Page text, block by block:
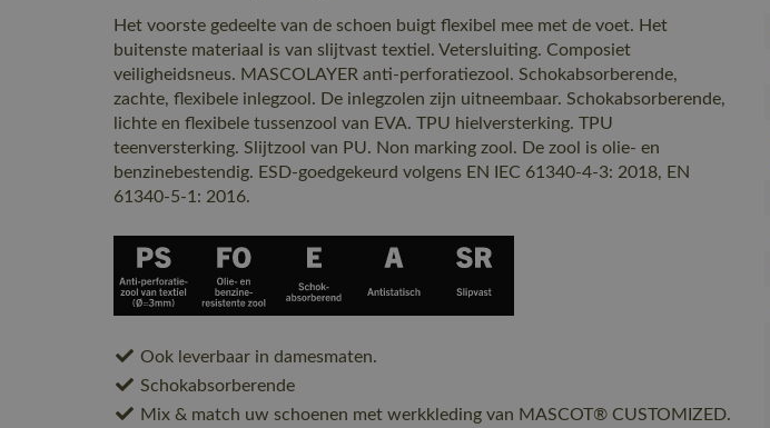
Het voorste gedeelte van de schoen buigt flexibel mee met de voet. Het
buitenste materiaal is van slijtvast textiel. Vetersluiting. Composiet
veiligheidsneus. MASCOLAYER anti-perforatiezool. Schokabsorberende,
zachte, flexibele inlegzool. De inlegzolen zijn uitneembaar. Schokabsorberende,
lichte en flexibele tussenzool van EVA. TPU hielversterking. TPU
teenversterking. Slijtzool van PU. Non marking zool. De zool is olie- en
benzinebestendig. ESD-goedgekeurd volgens EN IEC 61340-4-3: 2018, EN
61340-5-1: 2016.
Ook leverbaar in damesmaten.
Schokabsorberende
Mix & match uw schoenen met werkkleding van MASCOT® CUSTOMIZED.